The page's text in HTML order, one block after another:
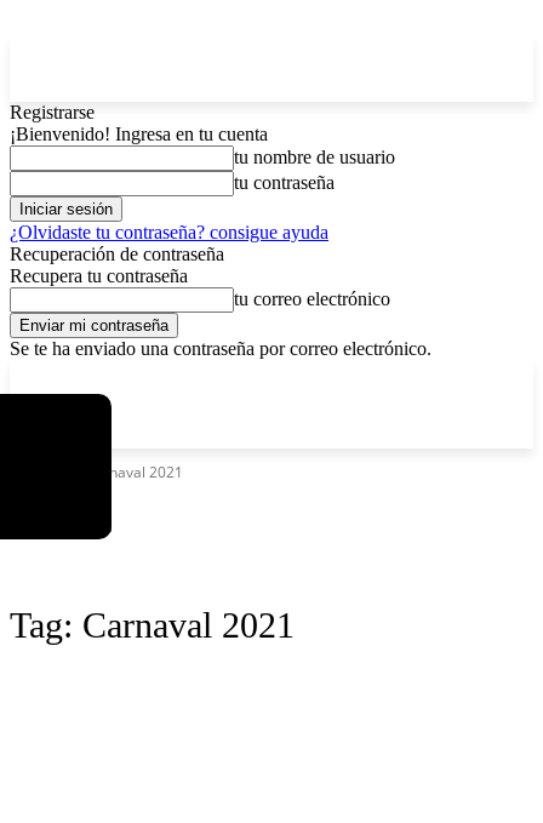
Registrarse
¡Bienvenido! Ingresa en tu cuenta
tu nombre de usuario
tu contraseña
¿Olvidaste tu contraseña? consigue ayuda
Recuperación de contraseña
Recupera tu contraseña
tu correo electrónico
Se te ha enviado una contraseña por correo electrónico.
Carnaval 2021
Tag: Carnaval 2021